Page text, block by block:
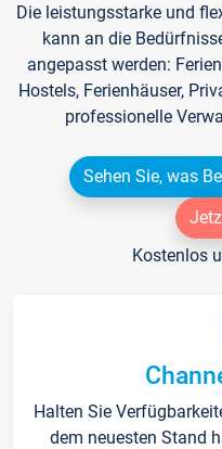
Die leistungsstarke und
kann an die
angepasst werden:
Hostels, Ferienhäuser,
professionelle
Sehen Sie, was
Kostenlos
Halten Sie
dem neuesten Stand